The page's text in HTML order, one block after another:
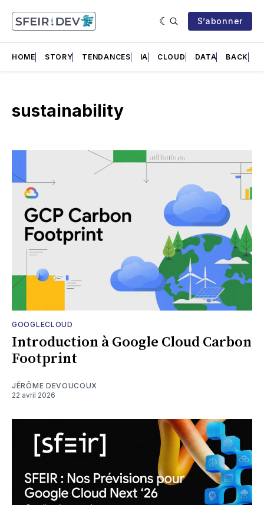
S’abonner
HOME STORY TENDANCES IA CLOUD DATA BACK
sustainability
GOOGLECLOUD
Introduction à Google Cloud Carbon
Footprint
JÉRÔME DEVOUCOUX
22 avril 2026